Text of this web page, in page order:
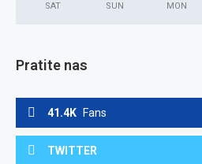
SAT SUN MON
Pratite nas
41.4K Fans
TWITTER